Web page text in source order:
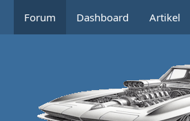
Forum Dashboard Artikel